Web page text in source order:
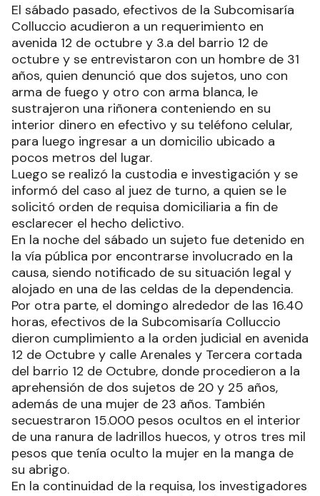
El sábado pasado, efectivos de la Subcomisaría
Colluccio acudieron a un requerimiento en
avenida 12 de octubre y 3.a del barrio 12 de
octubre y se entrevistaron con un hombre de 31
años, quien denunció que dos sujetos, uno con
arma de fuego y otro con arma blanca, le
sustrajeron una riñonera conteniendo en su
interior dinero en efectivo y su teléfono celular,
para luego ingresar a un domicilio ubicado a
pocos metros del lugar.
Luego se realizó la custodia e investigación y se
informó del caso al juez de turno, a quien se le
solicitó orden de requisa domiciliaria a fin de
esclarecer el hecho delictivo.
En la noche del sábado un sujeto fue detenido en
la vía pública por encontrarse involucrado en la
causa, siendo notificado de su situación legal y
alojado en una de las celdas de la dependencia.
Por otra parte, el domingo alrededor de las 16.40
horas, efectivos de la Subcomisaría Colluccio
dieron cumplimiento a la orden judicial en avenida
12 de Octubre y calle Arenales y Tercera cortada
del barrio 12 de Octubre, donde procedieron a la
aprehensión de dos sujetos de 20 y 25 años,
además de una mujer de 23 años. También
secuestraron 15.000 pesos ocultos en el interior
de una ranura de ladrillos huecos, y otros tres mil
pesos que tenía oculto la mujer en la manga de
su abrigo.
En la continuidad de la requisa, los investigadores